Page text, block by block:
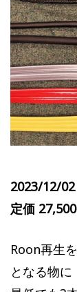
2023/12/
定価
Roon再生
となる物に